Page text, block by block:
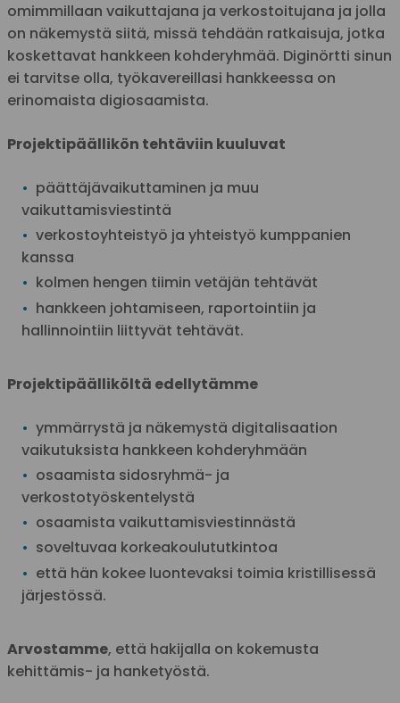
omimmillaan vaikuttajana ja verkostoitujana ja jolla
on näkemystä siitä, missä tehdään ratkaisuja, jotka
koskettavat hankkeen kohderyhmää. Diginörtti sinun
ei tarvitse olla, työkavereillasi hankkeessa on
erinomaista digiosaamista.
Projektipäällikön tehtäviin kuuluvat
päättäjävaikuttaminen ja muu
vaikuttamisviestintä
verkostoyhteistyö ja yhteistyö kumppanien
kanssa
kolmen hengen tiimin vetäjän tehtävät
hankkeen johtamiseen, raportointiin ja
hallinnointiin liittyvät tehtävät.
Projektipäälliköltä edellytämme
ymmärrystä ja näkemystä digitalisaation
vaikutuksista hankkeen kohderyhmään
osaamista sidosryhmä- ja
verkostotyöskentelystä
osaamista vaikuttamisviestinnästä
soveltuvaa korkeakoulututkintoa
että hän kokee luontevaksi toimia kristillisessä
järjestössä.
Arvostamme, että hakijalla on kokemusta
kehittämis- ja hanketyöstä.